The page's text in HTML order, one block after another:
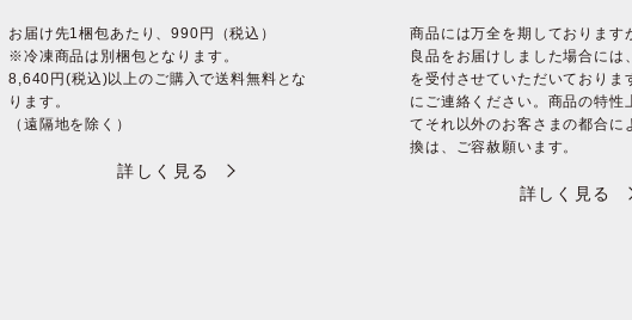
お届け先1梱包あたり、990円（税込）
※冷凍商品は別梱包となります。
8,640円(税込)以上のご購入で送料無料とな
ります。
（遠隔地を除く）
詳しく見る
商品には万全を期しております
良品をお届けしました場合には
を受付させていただいておりま
にご連絡ください。商品の特性
てそれ以外のお客さまの都合に
換は、ご容赦願います。
詳しく見る